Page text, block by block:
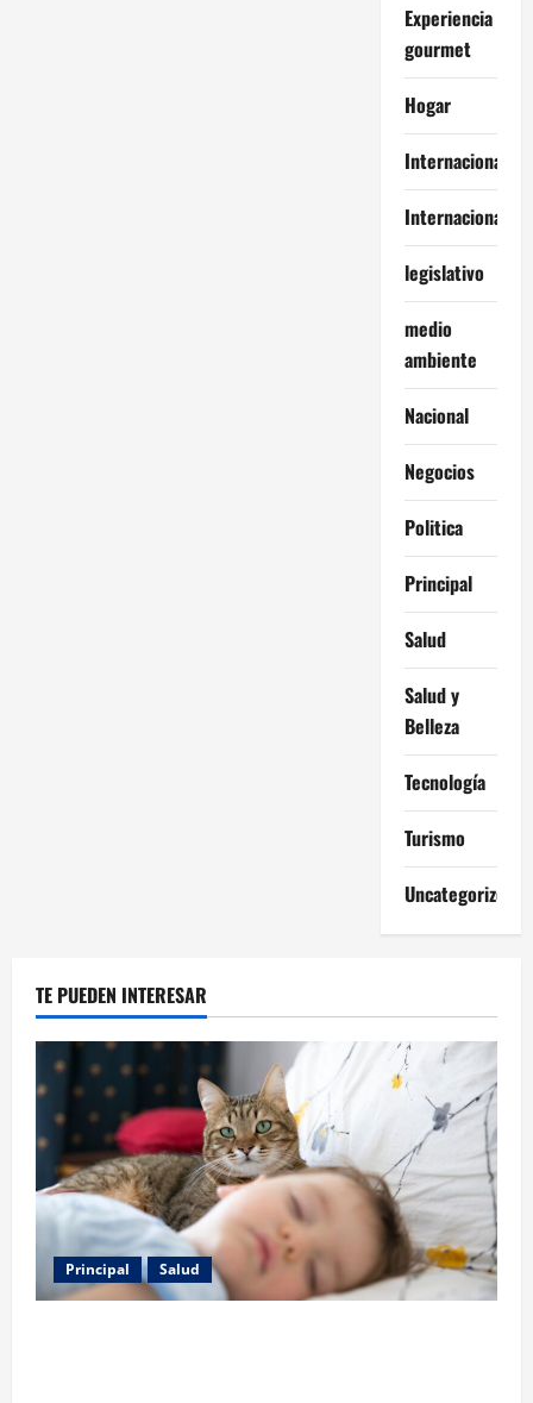
Experiencia
gourmet
Hogar
Internacional
Internacionales
legislativo
medio
ambiente
Nacional
Negocios
Politica
Principal
Salud
Salud y
Belleza
Tecnología
Turismo
Uncategorized
TE PUEDEN INTERESAR
Principal Salud